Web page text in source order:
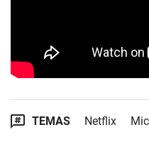
TEMAS Netflix